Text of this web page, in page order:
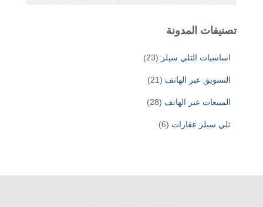
تصنيفات المدونة
اساسيات التلي سيلز (23)
التسويق عبر الهاتف (21)
المبيعات عبر الهاتف (28)
تلي سيلز عقارات (6)